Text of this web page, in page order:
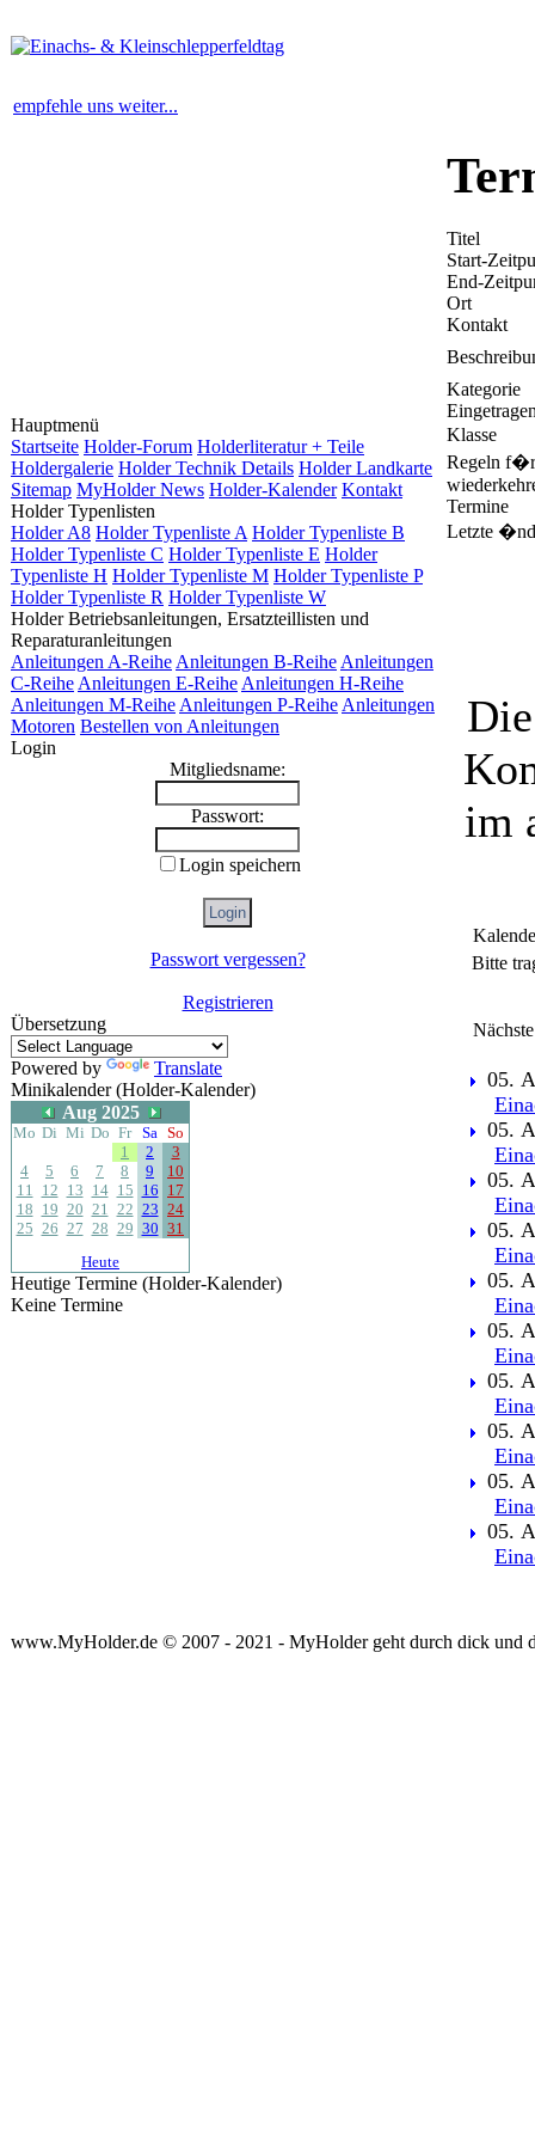
empfehle uns weiter...
Hauptmenü
Startseite Holder-Forum Holderliteratur + Teile
Holdergalerie Holder Technik Details Holder Landkarte
Sitemap MyHolder News Holder-Kalender Kontakt
Holder Typenlisten
Holder A8 Holder Typenliste A Holder Typenliste B
Holder Typenliste C Holder Typenliste E Holder
Typenliste H Holder Typenliste M Holder Typenliste P
Holder Typenliste R Holder Typenliste W
Holder Betriebsanleitungen, Ersatzteillisten und
Reparaturanleitungen
Anleitungen A-Reihe Anleitungen B-Reihe Anleitungen
C-Reihe Anleitungen E-Reihe Anleitungen H-Reihe
Anleitungen M-Reihe Anleitungen P-Reihe Anleitungen
Motoren Bestellen von Anleitungen
Login
Mitgliedsname:
Passwort:
Login speichern
Passwort vergessen?
Registrieren
Übersetzung
Powered by
Translate
Minikalender (Holder-Kalender)
Aug 2025
Mo Di Mi Do Fr Sa So
1
2
3
4
5 6 7 8 9
10
11 12 13 14 15 16 17
18 19 20 21 22 23 24
25 26 27 28 29 30 31
Heute
Heutige Termine (Holder-Kalender)
Keine Termine
Titel
Start-
End-
Ort
Kontakt
Kategorie
Klasse
Regeln f�r
Termine
Letzte
im
Bitte
05.
05.
05.
05.
05.
05.
05.
05.
05.
05.
www.MyHolder.de © 2007 - 2021 - MyHolder geht durch dick und